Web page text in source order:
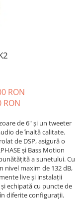
RON
RON
de 6" și un tweeter
de înaltă calitate.
de DSP, asigură o
și Bass Motion
a sunetului. Cu
nivel maxim de 132 dB,
live și instalații
echipată cu puncte de
diferite configurații.